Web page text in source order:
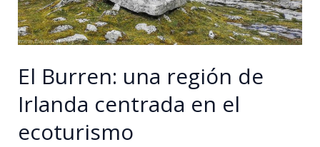
El Burren: una región de
Irlanda centrada en el
ecoturismo